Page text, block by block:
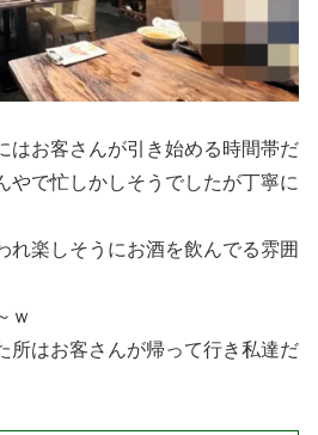
はお客さんが引き始める時間帯だ
やで忙しかしそうでしたが丁寧に
れ楽しそうにお酒を飲んでる雰囲
ｗ
所はお客さんが帰って行き私達だ